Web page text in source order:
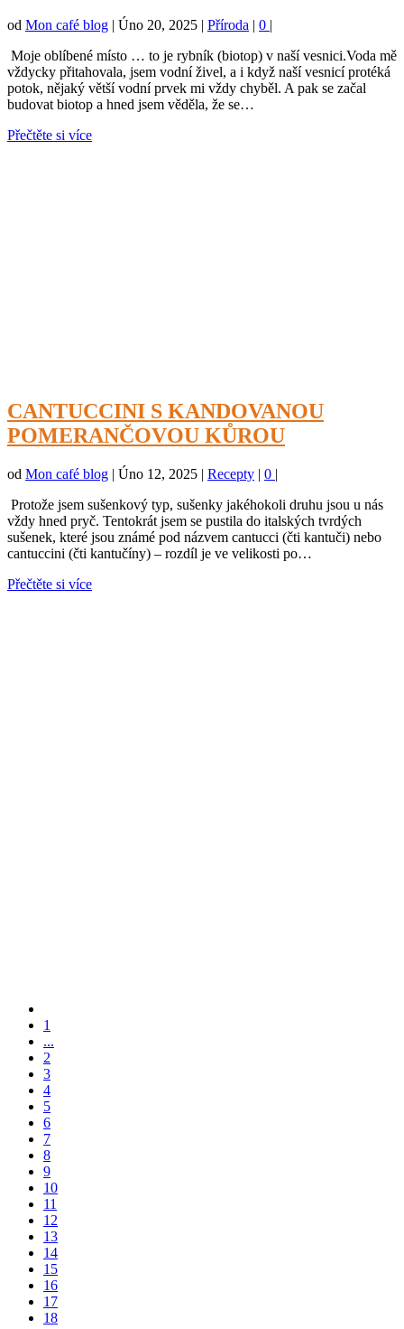
od Mon café blog | Úno 20, 2025 | Příroda | 0 |
Moje oblíbené místo … to je rybník (biotop) v naší vesnici.Voda mě
vždycky přitahovala, jsem vodní živel, a i když naší vesnicí protéká
potok, nějaký větší vodní prvek mi vždy chyběl. A pak se začal
budovat biotop a hned jsem věděla, že se…
Přečtěte si více
CANTUCCINI S KANDOVANOU
POMERANČOVOU KŮROU
od Mon café blog | Úno 12, 2025 | Recepty | 0 |
Protože jsem sušenkový typ, sušenky jakéhokoli druhu jsou u nás
vždy hned pryč. Tentokrát jsem se pustila do italských tvrdých
sušenek, které jsou známé pod názvem cantucci (čti kantuči) nebo
cantuccini (čti kantučíny) – rozdíl je ve velikosti po…
Přečtěte si více
1
...
2
3
4
5
6
7
8
9
10
11
12
13
14
15
16
17
18